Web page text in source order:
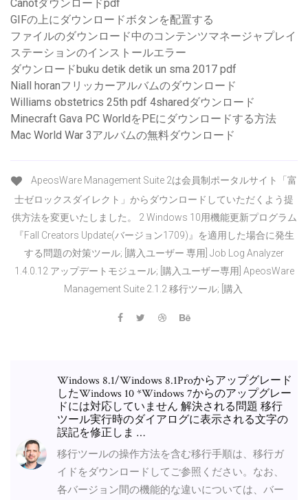
Canotダウンロードpdf
GIFの上にダウンロードボタンを配置する
ファイルのダウンロード中のコンテンツマネージャプレイ
ステーションのインストールエラー
ダウンロードbuku detik detik un sma 2017 pdf
Niall horanフリッカーアルバムのダウンロード
Williams obstetrics 25th pdf 4sharedダウンロード
Minecraft Gava PC WorldをPEにダウンロードする方法
Mac World War 3アルバムの無料ダウンロード
ApeosWare Management Suite 2は会員制ポータルサイト「富
士ゼロックスダイレクト」からダウンロードしていただくよう提
供方法を変更いたしました。 2 Windows 10用機能更新プログラム
『Fall Creators Update(バージョン1709)』を適用した場合に発生
する問題の対策ツール; [購入ユーザー 専用] Job Log Analyzer
1.4.0.12 アップデートモジュール; [購入ユーザー専用] ApeosWare
Management Suite 2.1.2 移行ツール; [購入
Windows 8.1/Windows 8.1Proからアップグレード
したWindows 10 *Windows 7からのアップグレー
ドには対応していません 解決される問題 移行
ツール実行時のダイアログに表示される文字の
誤記を修正しま …
移行ツールの操作方法を含む移行手順は、移行ガ
イドをダウンロードしてご参照ください。なお、
各バージョン間の機能的な違いについては、バー